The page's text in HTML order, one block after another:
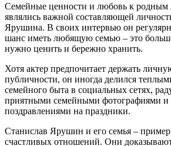
Семейные ценности и любовь к родным
являлись важной составляющей
Ярушина. В своих интервью он
шанс иметь любящую семью – это
нужно ценить и бережно хранить.
Хотя актер предпочитает держать
публичности, он иногда делился
семейного быта в социальных сетях,
приятными семейными фотографиями и
поздравлениями на праздники.
Станислав Ярушин и его семья –
счастливых отношений. Они